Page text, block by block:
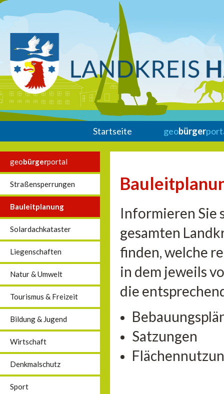
Startseite geobürger
geobürgerportal
Straßensperrungen
Bauleitplanung
Solardachkataster
Liegenschaften
Natur & Umwelt
Tourismus & Freizeit
Bildung & Jugend
Wirtschaft
Denkmalschutz
Sport
Informieren Sie
gesamten
finden, welche
in dem jeweils
die
Satzungen